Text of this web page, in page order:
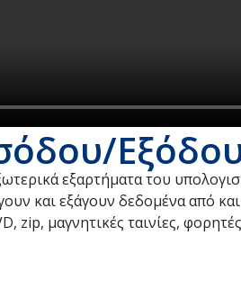
εξαρτήματα του
και εξάγουν δεδομένα από
zip, μαγνητικές ταινίες,